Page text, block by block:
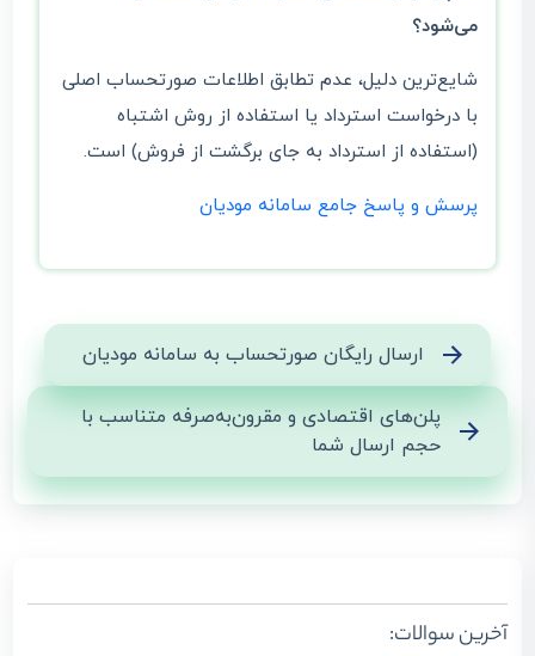
می‌شود؟
شایع‌ترین دلیل، عدم تطابق اطلاعات صورتحساب اصلی
با درخواست استرداد یا استفاده از روش اشتباه
(استفاده از استرداد به جای برگشت از فروش) است.
پرسش و پاسخ جامع سامانه مودیان
ارسال رایگان صورتحساب به سامانه مودیان
پلن‌های اقتصادی و مقرون‌به‌صرفه متناسب با
حجم ارسال شما
آخرین سوالات: